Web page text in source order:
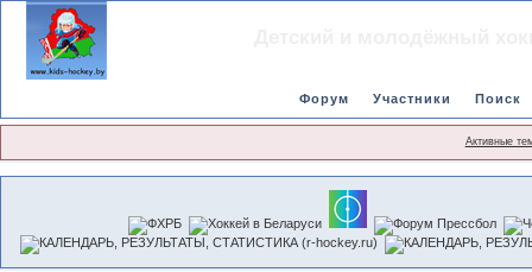
Форум Участники Поиск
Активные